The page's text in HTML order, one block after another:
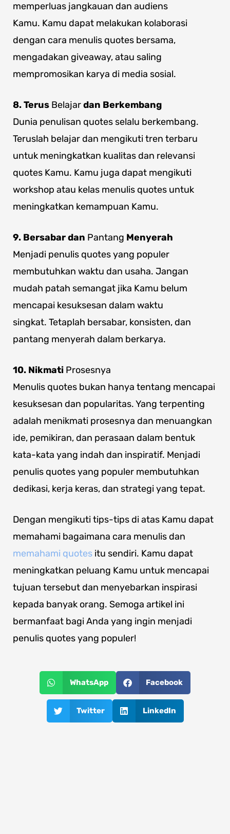
memperluas jangkauan dan audiens
Kamu. Kamu dapat melakukan kolaborasi
dengan cara menulis quotes bersama,
mengadakan giveaway, atau saling
mempromosikan karya di media sosial.
8. Terus Belajardan Berkembang
Dunia penulisan quotes selalu berkembang.
Teruslah belajar dan mengikuti tren terbaru
untuk meningkatkan kualitas dan relevansi
quotes Kamu. Kamu juga dapat mengikuti
workshop atau kelas menulis quotes untuk
meningkatkan kemampuan Kamu.
9. Bersabar dan Pantang Menyerah
Menjadi penulis quotes yang populer
membutuhkan waktu dan usaha. Jangan
mudah patah semangat jika Kamu belum
mencapai kesuksesan dalam waktu
singkat. Tetaplah bersabar, konsisten, dan
pantang menyerah dalam berkarya.
10. Nikmati Prosesnya
Menulis quotes bukan hanya tentang mencapai
kesuksesan dan popularitas. Yang terpenting
adalah menikmati prosesnya dan menuangkan
ide, pemikiran, dan perasaan dalam bentuk
kata-kata yang indah dan inspiratif. Menjadi
penulis quotes yang populer membutuhkan
dedikasi, kerja keras, dan strategi yang tepat.
Dengan mengikuti tips-tips di atas Kamu dapat
memahami bagaimana cara menulis dan
memahami quotes itu sendiri. Kamu dapat
meningkatkan peluang Kamu untuk mencapai
tujuan tersebut dan menyebarkan inspirasi
kepada banyak orang. Semoga artikel ini
bermanfaat bagi Anda yang ingin menjadi
penulis quotes yang populer!
WhatsApp Facebook
Twitter LinkedIn